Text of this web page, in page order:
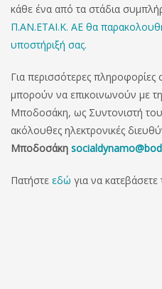
κάθε ένα από τα στάδια
Π.ΑΝ.ΕΤΑΙ.Κ. ΑΕ θα
υποστήριξή σας.
Για περισσότερες
μπορούν να επικοινωνούν με
Μποδοσάκη, ως Συντονιστή
ακόλουθες ηλεκτρονικές
Μποδοσάκη
Πατήστε εδώ για να